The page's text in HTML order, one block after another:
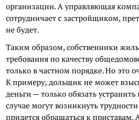
организации. А управляющая
сотрудничает с застройщиком,
не будет.
Таким образом, собственники
требования по качеству
только в частном порядке. Но это
К примеру, дольщик не может
деньги — только обязать
случае могут возникнуть
придется обращаться к